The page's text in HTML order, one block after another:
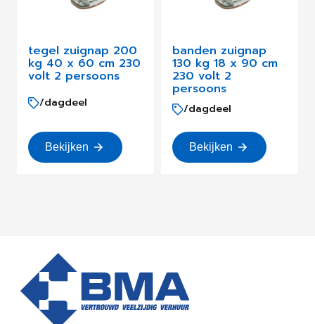
tegel zuignap 200
kg 40 x 60 cm 230
volt 2 persoons
/dagdeel
Bekijken
banden zuignap
130 kg 18 x 90 cm
230 volt 2
persoons
/dagdeel
Bekijken